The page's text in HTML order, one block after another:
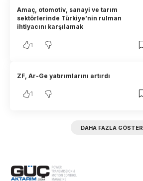
Amaç, otomotiv, sanayi ve tarım
sektörlerinde Türkiye’nin rulman
ihtiyacını karşılamak
1
ZF, Ar-Ge yatırımlarını artırdı
1
DAHA FAZLA GÖSTER